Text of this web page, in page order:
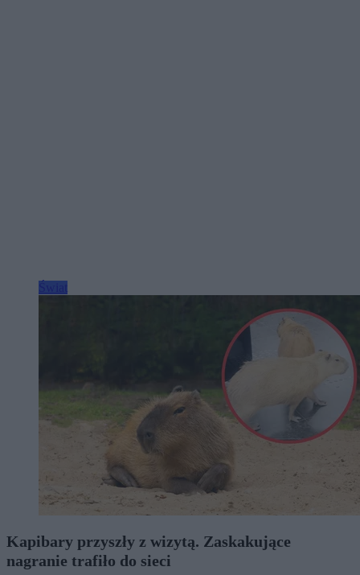
Kapibary przyszły z wizytą. Zaskakujące
nagranie trafiło do sieci